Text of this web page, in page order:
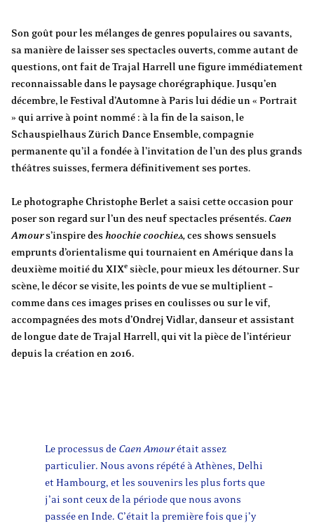
Son goût pour les mélanges de genres populaires ou savants,
sa manière de laisser ses spectacles ouverts, comme autant de
questions, ont fait de Trajal Harrell une figure immédiatement
reconnaissable dans le paysage chorégraphique. Jusqu’en
décembre, le Festival d’Automne à Paris lui dédie un « Portrait
» qui arrive à point nommé : à la fin de la saison, le
Schauspielhaus Zürich Dance Ensemble, compagnie
permanente qu’il a fondée à l’invitation de l’un des plus grands
théâtres suisses, fermera définitivement ses portes.
Le photographe Christophe Berlet a saisi cette occasion pour
poser son regard sur l’un des neuf spectacles présentés. Caen
Amours’inspire des hoochie coochies,ces shows sensuels
emprunts d’orientalisme qui tournaient en Amérique dans la
deuxième moitié duXIXe siècle, pour mieux les détourner. Sur
scène, le décor se visite, les points de vue se multiplient –
comme dans ces images prises en coulisses ou sur le vif,
accompagnées des mots d’Ondrej Vidlar, danseur et assistant
de longue date de Trajal Harrell, qui vit la pièce de l’intérieur
depuis la création en 2016.
Le processus de Caen Amourétait assez
particulier. Nous avons répété à Athènes, Delhi
et Hambourg, et les souvenirs les plus forts que
j’ai sont ceux de la période que nous avons
passée en Inde. C’était la première fois que j’y